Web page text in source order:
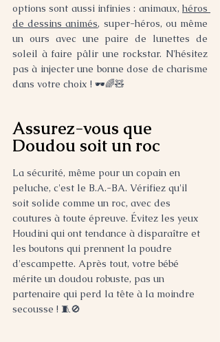
options sont aussi infinies : animaux, héros
de dessins animés, super-héros, ou même
un ours avec une paire de lunettes de
soleil à faire pâlir une rockstar. N'hésitez
pas à injecter une bonne dose de charisme
dans votre choix ! 🕶️🌈🧸
Assurez-vous que
Doudou soit un roc
La sécurité, même pour un copain en
peluche, c'est le B.A.-BA. Vérifiez qu'il
soit solide comme un roc, avec des
coutures à toute épreuve. Évitez les yeux
Houdini qui ont tendance à disparaître et
les boutons qui prennent la poudre
d'escampette. Après tout, votre bébé
mérite un doudou robuste, pas un
partenaire qui perd la tête à la moindre
secousse ! 🧵🚫